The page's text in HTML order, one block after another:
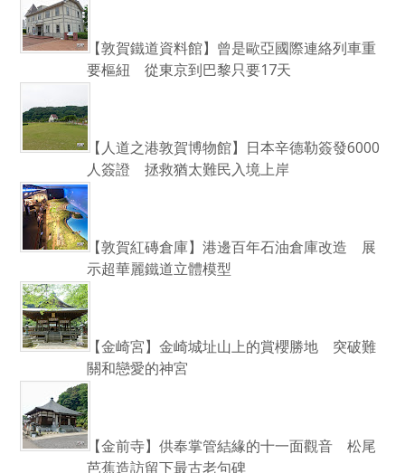
【敦賀鐵道資料館】曾是歐亞國際連絡列車重
要樞紐 從東京到巴黎只要17天
【人道之港敦賀博物館】日本辛德勒簽發6000
人簽證 拯救猶太難民入境上岸
【敦賀紅磚倉庫】港邊百年石油倉庫改造 展
示超華麗鐵道立體模型
【金崎宮】金崎城址山上的賞櫻勝地 突破難
關和戀愛的神宮
【金前寺】供奉掌管結緣的十一面觀音 松尾
芭蕉造訪留下最古老句碑